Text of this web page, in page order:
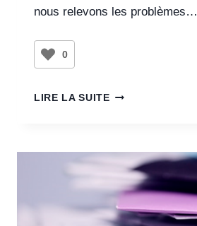
nous relevons les problèmes…
0
LIRE LA SUITE